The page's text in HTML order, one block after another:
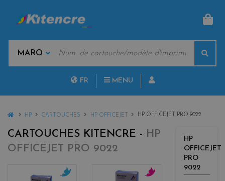
MARQUES
CLÉS
FR MENU
HOME
HP CARTOUCHES HP OFFICEJET HP OFFICEJET PRO 9022
CARTOUCHES KITENCRE - HP
OFFICEJET PRO 9022
HP
OFFICEJET
PRO
9022